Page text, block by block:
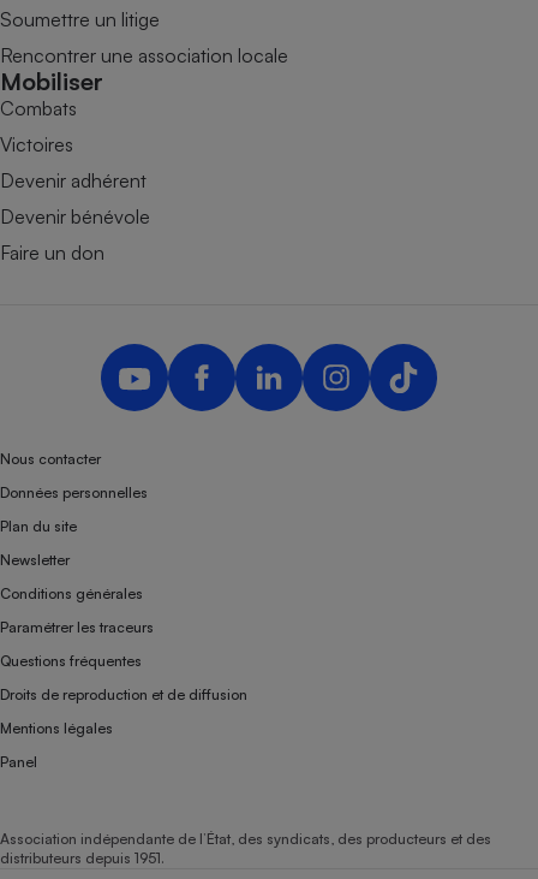
Soumettre un litige
Rencontrer une association locale
Mobiliser
Combats
Victoires
Devenir adhérent
Devenir bénévole
Faire un don
Nous contacter
Données personnelles
Plan du site
Newsletter
Conditions générales
Paramétrer les traceurs
Questions fréquentes
Droits de reproduction et de diffusion
Mentions légales
Panel
Association indépendante de l’État, des syndicats, des producteurs et des
distributeurs depuis 1951.